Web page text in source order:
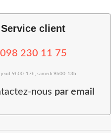
Service client
098 230 11 75
jeud 9h00-17h, samedi 9h00-13h
nous par email